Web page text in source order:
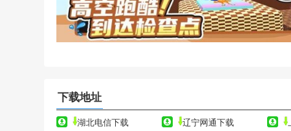
下载地址
湖北电信下载 辽宁网通下载